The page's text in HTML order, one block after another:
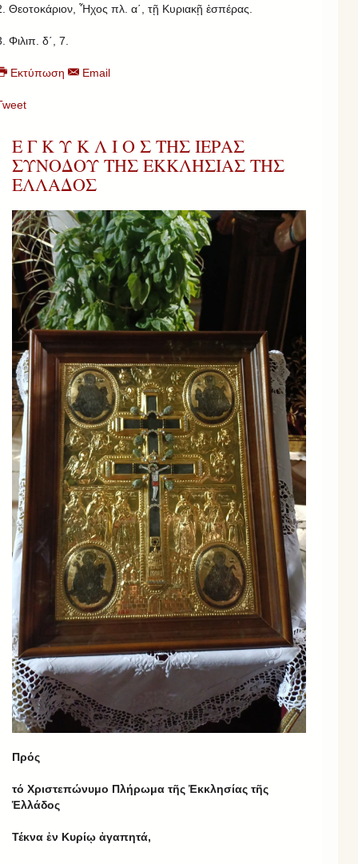
Θεοτοκάριον, Ἦχος πλ. α΄, τῇ Κυριακῇ ἑσπέρας.
Φιλιπ. δ΄, 7.
Εκτύπωση Email
Ε Γ Κ Υ Κ Λ Ι Ο Σ ΤΗΣ ΙΕΡΑΣ
ΣΥΝΟΔΟΥ ΤΗΣ ΕΚΚΛΗΣΙΑΣ ΤΗΣ
ΕΛΛΑΔΟΣ
Πρός
τό Χριστεπώνυμο Πλήρωμα τῆς Ἐκκλησίας τῆς
Ἑλλάδος
Τέκνα ἐν Κυρίῳ ἀγαπητά,